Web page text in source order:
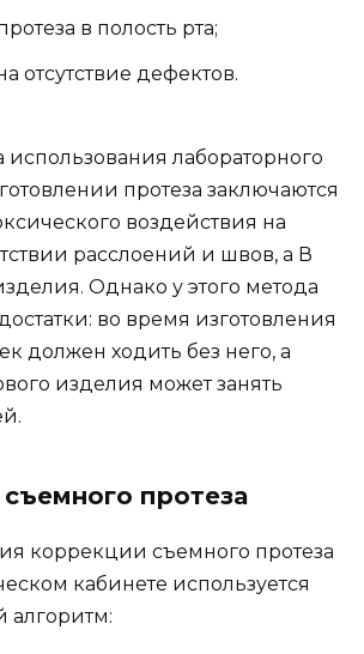
в полость рта;
отсутствие дефектов.
лабораторного
протеза заключаются
воздействия на
расслоений и швов, а В
Однако у этого метода
во время изготовления
должен ходить без него, а
изделия может занять
протеза
коррекции съемного протеза
кабинете используется
алгоритм: